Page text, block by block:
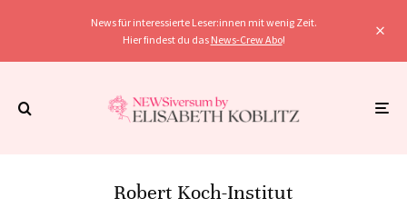
News für interessierte Leser:innen mit wenig Zeit.
Hier findest du das News-Crew Abo!
Robert Koch-Institut